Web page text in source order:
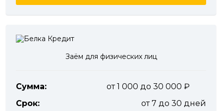
Заём для физических лиц
Сумма:
от 1 000 до 30 000
Срок:
от 7 до 30 дней